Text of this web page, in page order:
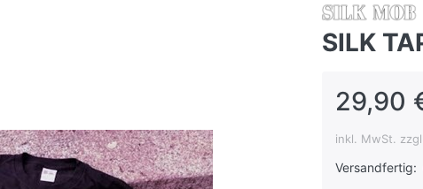
SILK
29,90
inkl. MwSt. zzgl.
Versandfertig: